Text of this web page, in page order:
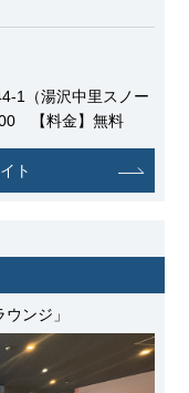
1（湯沢中里スノー
【料金】無料
ト
ンジ」